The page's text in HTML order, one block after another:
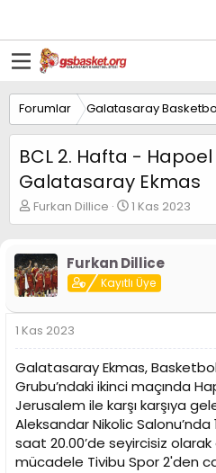
Forumlar Galatasaray
BCL 2. Hafta -
Galatasaray Ekmas
K
o
u
y
u
B
a
ş
l
a
t
a
n
Furkan Dillice
B
a
l
a
n
ı
t
a
r
i
h
i
1 Kas 2023
Furkan Dillice
Kayıtlı Üye
1 Kas 2023
Galatasaray Ekmas,
Grubu’ndaki ikinci maçında
Jerusalem ile karşı karşıya
Aleksandar Nikolic
saat 20.00’de seyircisiz
mücadele Tivibu Spor 2'den